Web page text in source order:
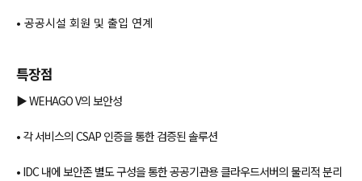
• 공공시설 회원 및 출입 연계
특장점
▶ WEHAGO V의 보안성
• 각 서비스의 CSAP 인증을 통한 검증된 솔루션
• IDC 내에 보안존 별도 구성을 통한 공공기관용 클라우드서버의 물리적 분리